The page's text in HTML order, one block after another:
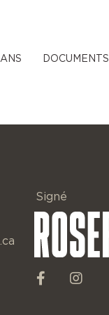
DOCUMENTS
Signé